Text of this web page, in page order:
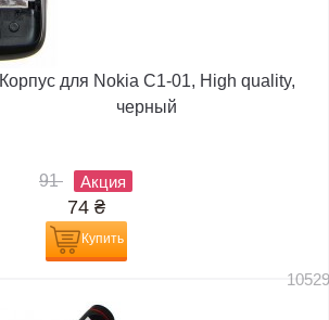
Корпус для Nokia C1-01, High quality,
черный
91 Акция
74 ₴
Купить